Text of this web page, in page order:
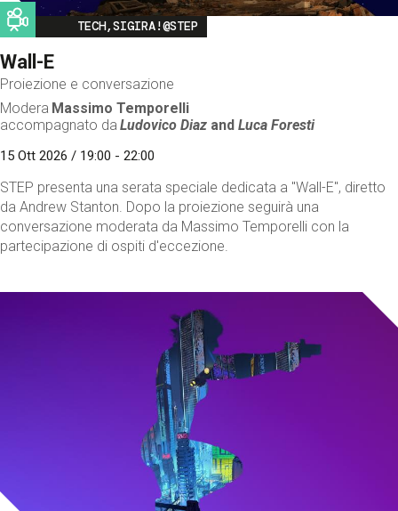
Image
TECH,SIGIRA!@STEP
Wall-E
Proiezione e conversazione
Modera Massimo Temporelli
accompagnato da Ludovico Diaz andLuca Foresti
15 Ott 2026 / 19:00 - 22:00
STEP presenta una serata speciale dedicata a "Wall-E", diretto
da Andrew Stanton. Dopo la proiezione seguirà una
conversazione moderata da Massimo Temporelli con la
partecipazione di ospiti d'eccezione.